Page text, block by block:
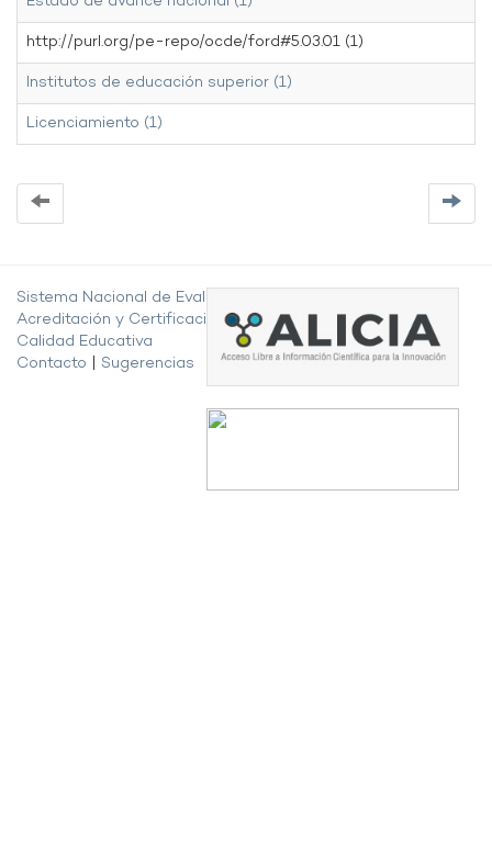
http://purl.org/pe-repo/ocde/ford#5.03.01 (1)
Institutos de educación superior (1)
Licenciamiento (1)
Sistema Nacional de Evaluación,
Acreditación y Certificación de la
Calidad Educativa
Contacto
Sugerencias